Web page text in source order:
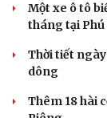
Du lịch
Một xe ô tô
tháng tại Phú
Thời tiết
dông
Thêm 18 hài